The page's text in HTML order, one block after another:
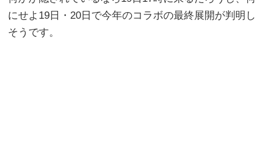
にせよ19日・20日で今年のコラボの最終展開が判明し
そうです。